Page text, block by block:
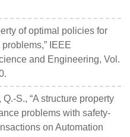
of optimal policies for
IEEE
and Engineering, Vol.
S., “A structure property
problems with safety-
on Automation